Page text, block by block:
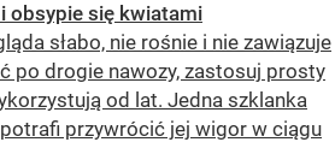
obsypie się kwiatami
słabo, nie rośnie i nie zawiązuje
po drogie nawozy, zastosuj prosty
od lat. Jedna szklanka
przywrócić jej wigor w ciągu